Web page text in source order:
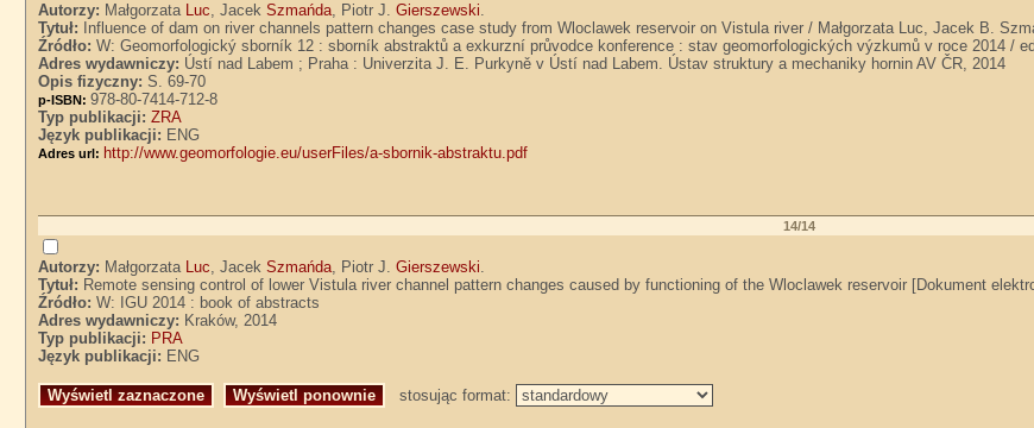
Autorzy: Małgorzata Luc, JacekSzmańda, Piotr J.Gierszewski.
Tytuł:
Influence of dam on river channels pattern changes case study from Wloclawek reservoir on Vistula river / Małgorzata Luc, Jacek B.
Źródło:W: Geomorfologický sborník 12 : sborník abstraktů a exkurzní průvodce konference : stav geomorfologických výzkumů v roce 2014 /
Adres wydawniczy: Ústí nad Labem ; Praha : Univerzita J. E. Purkyně v Ústí nad Labem. Ústav struktury a mechaniky hornin AV ČR, 2014
Opis fizyczny:S. 69-70
p-ISBN:978-80-7414-712-8
Typ publikacji:ZRA
Język publikacji: ENG
Adres url: http://www.geomorfologie.eu/userFiles/a-sbornik-abstraktu.pdf
14/14
Autorzy: Małgorzata Luc, JacekSzmańda, Piotr J.Gierszewski.
Tytuł: Remote sensing control of lower Vistula river channel pattern changes caused by functioning of the Wloclawek reservoir [Dokument
Źródło:W: IGU 2014 : book of abstracts
Adres wydawniczy: Kraków, 2014
Typ publikacji: PRA
Język publikacji: ENG
stosując format: